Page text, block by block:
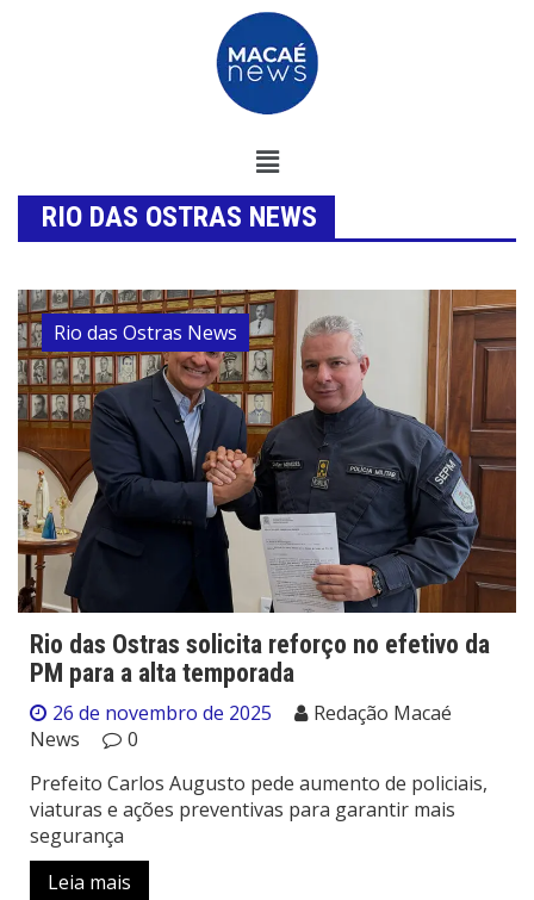
RIO DAS OSTRAS NEWS
Rio das Ostras News
Rio das Ostras solicita reforço no efetivo da
PM para a alta temporada
26 de novembro de 2025
Redação Macaé
News
0
Prefeito Carlos Augusto pede aumento de policiais,
viaturas e ações preventivas para garantir mais
segurança
Leia mais